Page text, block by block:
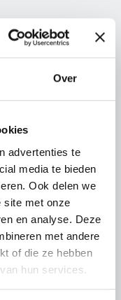
Over
advertenties te
media te bieden
Ook delen we
site met onze
en analyse. Deze
met andere
of die ze hebben
hun services.